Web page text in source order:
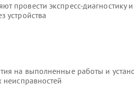
провести экспресс-диагностику
устройства
на выполненные работы и